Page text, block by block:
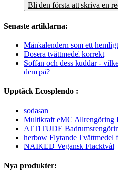
Bli den första att skriva en
Senaste artiklarna:
Månkalendern som ett
Dosera tvättmedel korrekt
Soffan och dess kuddar -
dem på?
Upptäck Ecosplendo :
sodasan
Multikraft eMC Allrengöring
ATTITUDE
herbow Flytande Tvättmedel
NAIKED Vegansk Fläcktvål
Nya produkter: